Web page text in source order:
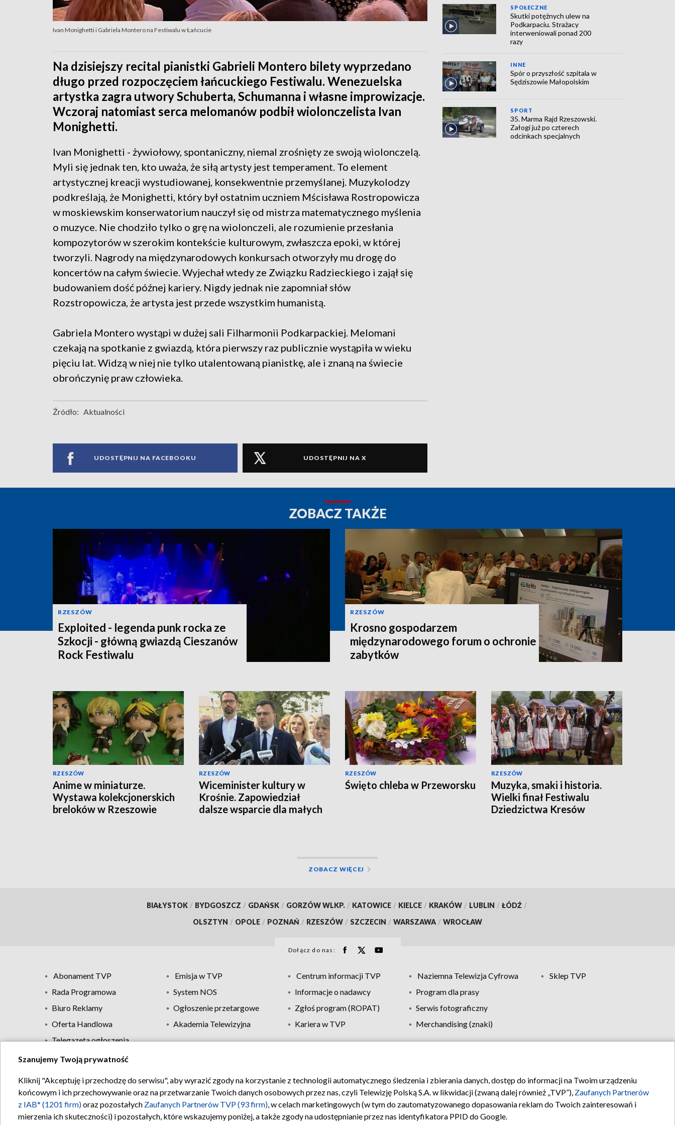
Ivan Monighetti i Gabriela Montero na Festiwalu w Łańcucie
Na dzisiejszy recital pianistki Gabrieli Montero bilety wyprzedano
długo przed rozpoczęciem łańcuckiego Festiwalu. Wenezuelska
artystka zagra utwory Schuberta, Schumanna i własne improwizacje.
Wczoraj natomiast serca melomanów podbił wiolonczelista Ivan
Monighetti.
Ivan Monighetti - żywiołowy, spontaniczny, niemal zrośnięty ze swoją wiolonczelą.
Myli się jednak ten, kto uważa, że siłą artysty jest temperament. To element
artystycznej kreacji wystudiowanej, konsekwentnie przemyślanej. Muzykolodzy
podkreślają, że Monighetti, który był ostatnim uczniem Mścisława Rostropowicza
w moskiewskim konserwatorium nauczył się od mistrza matematycznego myślenia
o muzyce. Nie chodziło tylko o grę na wiolonczeli, ale rozumienie przesłania
kompozytorów w szerokim kontekście kulturowym, zwłaszcza epoki, w której
tworzyli. Nagrody na międzynarodowych konkursach otworzyły mu drogę do
koncertów na całym świecie. Wyjechał wtedy ze Związku Radzieckiego i zajął się
budowaniem dość późnej kariery. Nigdy jednak nie zapomniał słów
Rozstropowicza, że artysta jest przede wszystkim humanistą.
Gabriela Montero wystąpi w dużej sali Filharmonii Podkarpackiej. Melomani
czekają na spotkanie z gwiazdą, która pierwszy raz publicznie wystąpiła w wieku
pięciu lat. Widzą w niej nie tylko utalentowaną pianistkę, ale i znaną na świecie
obrończynię praw człowieka.
Źródło: Aktualności
UDOSTĘPNIJ NA FACEBOOKU UDOSTĘPNIJ NA X
SPOŁECZNE
Skutki potężnych ulew na
Podkarpaciu. Strażacy
interweniowali ponad 200
razy
INNE
Spór o przyszłość szpitala w
Sędziszowie Małopolskim
SPORT
35. Marma Rajd Rzeszowski.
Załogi już po czterech
odcinkach specjalnych
ZOBACZ TAKŻE
RZESZÓW
Exploited - legenda punk rocka ze
Szkocji - główną gwiazdą Cieszanów
Rock Festiwalu
RZESZÓW
Krosno gospodarzem
międzynarodowego forum o ochronie
zabytków
RZESZÓW
Anime w miniaturze.
Wystawa kolekcjonerskich
breloków w Rzeszowie
RZESZÓW
Wiceminister kultury w
Krośnie. Zapowiedział
dalsze wsparcie dla małych
RZESZÓW
Święto chleba w Przeworsku
RZESZÓW
Muzyka, smaki i historia.
Wielki finał Festiwalu
Dziedzictwa Kresów
ZOBACZ WIĘCEJ
BIAŁYSTOK / BYDGOSZCZ / GDAŃSK / GORZÓW WLKP. / KATOWICE / KIELCE / KRAKÓW / LUBLIN / ŁÓDŹ /
OLSZTYN / OPOLE / POZNAŃ / RZESZÓW / SZCZECIN / WARSZAWA / WROCŁAW
Dołącz do nas:
Abonament TVP Emisja w TVP Centrum informacji TVP Naziemna Telewizja Cyfrowa
Sklep TVP
Rada Programowa
System NOS Informacje o nadawcy
Program dla prasy
Biuro Reklamy
Ogłoszenie przetargowe Zgłoś program (ROPAT)
Serwis fotograficzny
Oferta Handlowa
Akademia Telewizyjna Kariera w TVP
Merchandising (znaki)
Telegazeta ogłoszenia
Regulamin TVP Polityka prywatności Moje zgody Pomoc Biuro reklamy Kontakt
Szanujemy Twoją prywatność
Kliknij "Akceptuję i przechodzę do serwisu", aby wyrazić zgody na korzystanie z technologii automatycznego śledzenia i zbierania danych, dostęp do informacji na Twoim urządzeniu
końcowym i ich przechowywanie oraz na przetwarzanie Twoich danych osobowych przez nas, czyli Telewizję Polską S.A. w likwidacji (zwaną dalej również „TVP”), Zaufanych Partnerów
z IAB* (1201 firm)oraz pozostałych Zaufanych Partnerów TVP (93 firm), w celach marketingowych (w tym do zautomatyzowanego dopasowania reklam do Twoich zainteresowań i
mierzenia ich skuteczności) i pozostałych, które wskazujemy poniżej, a także zgody na udostępnianie przez nas identyfikatora PPID do Google.